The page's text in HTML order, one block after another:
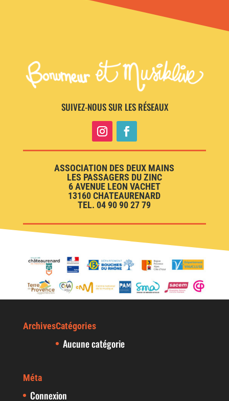
SUIVEZ-NOUS SUR LES RÉSEAUX
ASSOCIATION DES DEUX MAINS
LES PASSAGERS DU ZINC
6 AVENUE LEON VACHET
13160 CHATEAURENARD
TEL. 04 90 90 27 79
ArchivesCatégories
Aucune catégorie
Méta
Connexion